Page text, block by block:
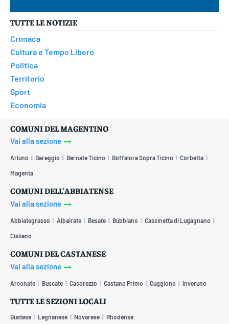
TUTTE LE NOTIZIE
Cronaca
Cultura e Tempo Libero
Politica
Territorio
Sport
Economia
COMUNI DEL MAGENTINO
Vai alla sezione
Arluno Bareggio Bernate Ticino Boffalora Sopra Ticino Corbetta
Magenta
COMUNI DELL'ABBIATENSE
Vai alla sezione
Abbiategrasso Albairate Besate Bubbiano Cassinetta di Lugagnano
Cisliano
COMUNI DEL CASTANESE
Vai alla sezione
Arconate Buscate Casorezzo Castano Primo Cuggiono Inveruno
TUTTE LE SEZIONI LOCALI
Bustese Legnanese Novarese Rhodense